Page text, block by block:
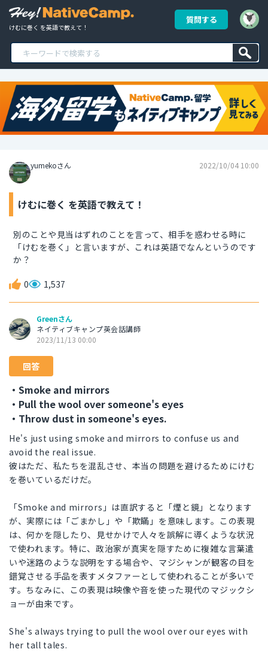
けむに巻く を英語で教えて！
質問する
yumekoさん 2022/10/04 10:00
けむに巻く を英語で教えて！
別のことや見当はずれのことを言って、相手を惑わせる時に
「けむを巻く」と言いますが、これは英語でなんというのです
か？
0 1,537
Greenさん
ネイティブキャンプ英会話講師
2023/11/13 00:00
回答
・Smoke and mirrors
・Pull the wool over someone's eyes
・Throw dust in someone's eyes.
He's just using smoke and mirrors to confuse us and
avoid the real issue.
彼はただ、私たちを混乱させ、本当の問題を避けるためにけむ
を巻いているだけだ。
「Smoke and mirrors」は直訳すると「煙と鏡」となります
が、実際には「ごまかし」や「欺瞞」を意味します。この表現
は、何かを隠したり、見せかけで人々を誤解に導くような状況
で使われます。特に、政治家が真実を隠すために複雑な言葉遣
いや迷路のような説明をする場合や、マジシャンが観客の目を
錯覚させる手品を表すメタファーとして使われることが多いで
す。ちなみに、この表現は映像や音を使った現代のマジックシ
ョーが由来です。
She's always trying to pull the wool over our eyes with
her tall tales.